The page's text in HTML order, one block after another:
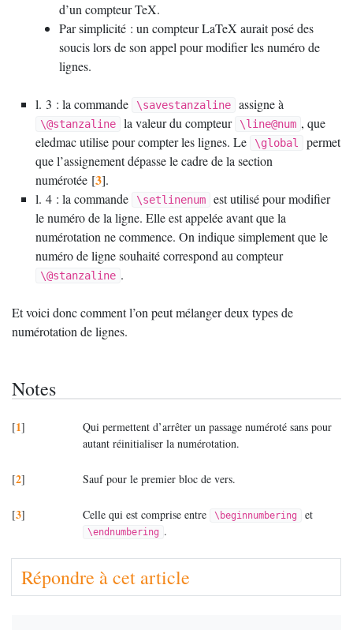
d’un compteur TeX.
Par simplicité : un compteur LaTeX aurait posé des
soucis lors de son appel pour modifier les numéro de
lignes.
l. 3 : la commande \savestanzaline assigne à
\@stanzaline la valeur du compteur \line@num , que
eledmac utilise pour compter les lignes. Le
\global
permet
que l’assignement dépasse le cadre de la section
numérotée [3].
l. 4 : la commande
\setlinenum
est utilisé pour modifier
le numéro de la ligne. Elle est appelée avant que la
numérotation ne commence. On indique simplement que le
numéro de ligne souhaité correspond au compteur
\@stanzaline .
Et voici donc comment l’on peut mélanger deux types de
numérotation de lignes.
Notes
[1]
Qui permettent d’arrêter un passage numéroté sans pour
autant réinitialiser la numérotation.
[2] Sauf pour le premier bloc de vers.
[3] Celle qui est comprise entre \beginnumbering et
\endnumbering .
Répondre à cet article